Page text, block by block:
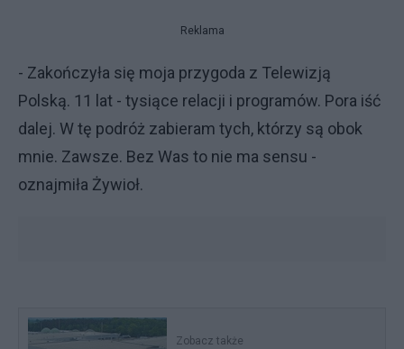
Reklama
- Zakończyła się moja przygoda z Telewizją
Polską. 11 lat - tysiące relacji i programów. Pora iść
dalej. W tę podróż zabieram tych, którzy są obok
mnie. Zawsze. Bez Was to nie ma sensu -
oznajmiła Żywioł.
Zobacz także